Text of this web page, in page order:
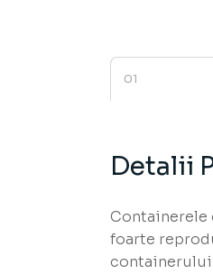
Detalii
Containerele
foarte
containerului